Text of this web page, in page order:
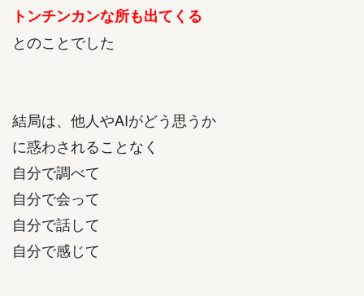
トンチンカンな所も出てくる
とのことでした
結局は、他人やAIがどう思うか
に惑わされることなく
自分で調べて
自分で会って
自分で話して
自分で感じて